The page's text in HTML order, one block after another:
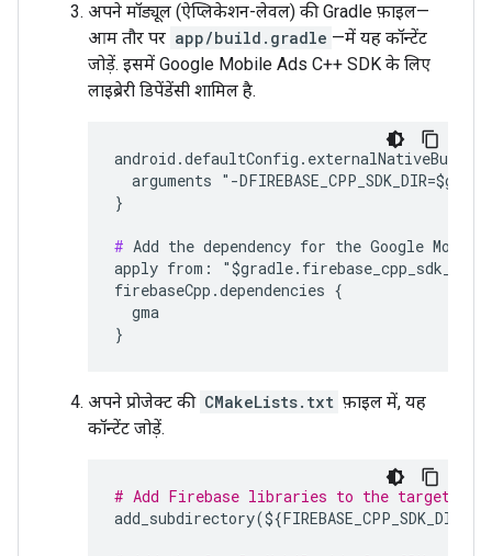
अपने मॉड्यूल (ऐप्लिकेशन-लेवल) की Gradle फ़ाइल—
आम तौर पर app/build.gradle —में यह कॉन्टेंट
जोड़ें. इसमें Google Mobile Ads C++ SDK के लिए
लाइब्रेरी डिपेंडेंसी शामिल है.
arguments "-
}
# Add the dependency for the Google Mobile
apply from: "$gradle.firebase_cpp_sdk_dir/
firebaseCpp.dependencies {
  gma
अपने प्रोजेक्ट की CMakeLists.txt फ़ाइल में, यह
कॉन्टेंट जोड़ें.
# Add Firebase libraries to the target
add_subdirectory(${FIREBASE_CPP_SDK_DIR